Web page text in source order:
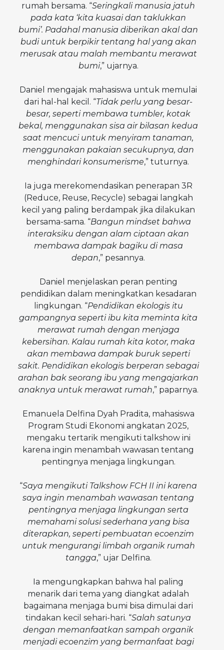
rumah bersama. “Seringkali manusia jatuh
pada kata ‘kita kuasai dan taklukkan
bumi’. Padahal manusia diberikan akal dan
budi untuk berpikir tentang hal yang akan
merusak atau malah membantu merawat
bumi,” ujarnya.
Daniel mengajak mahasiswa untuk memulai
dari hal-hal kecil. “Tidak perlu yang besar-
besar, seperti membawa tumbler, kotak
bekal, menggunakan sisa air bilasan kedua
saat mencuci untuk menyiram tanaman,
menggunakan pakaian secukupnya, dan
menghindari konsumerisme,” tuturnya.
Ia juga merekomendasikan penerapan 3R
(Reduce, Reuse, Recycle) sebagai langkah
kecil yang paling berdampak jika dilakukan
bersama-sama. “Bangun mindset bahwa
interaksiku dengan alam ciptaan akan
membawa dampak bagiku di masa
depan,” pesannya.
Daniel menjelaskan peran penting
pendidikan dalam meningkatkan kesadaran
lingkungan. “Pendidikan ekologis itu
gampangnya seperti ibu kita meminta kita
merawat rumah dengan menjaga
kebersihan. Kalau rumah kita kotor, maka
akan membawa dampak buruk seperti
sakit. Pendidikan ekologis berperan sebagai
arahan bak seorang ibu yang mengajarkan
anaknya untuk merawat rumah,” paparnya.
Emanuela Delfina Dyah Pradita, mahasiswa
Program Studi Ekonomi angkatan 2025,
mengaku tertarik mengikuti talkshow ini
karena ingin menambah wawasan tentang
pentingnya menjaga lingkungan.
“Saya mengikuti Talkshow FCH II ini karena
saya ingin menambah wawasan tentang
pentingnya menjaga lingkungan serta
memahami solusi sederhana yang bisa
diterapkan, seperti pembuatan ecoenzim
untuk mengurangi limbah organik rumah
tangga,” ujar Delfina.
Ia mengungkapkan bahwa hal paling
menarik dari tema yang diangkat adalah
bagaimana menjaga bumi bisa dimulai dari
tindakan kecil sehari-hari. “Salah satunya
dengan memanfaatkan sampah organik
menjadi ecoenzim yang bermanfaat bagi